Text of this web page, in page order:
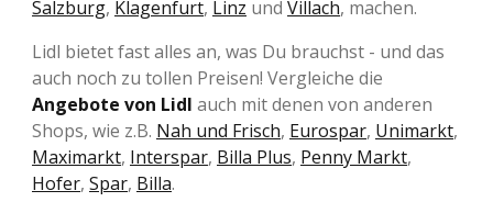
Salzburg, Klagenfurt, Linz und Villach, machen.
Lidl bietet fast alles an, was Du brauchst - und das
auch noch zu tollen Preisen! Vergleiche die
Angebote von Lidl auch mit denen von anderen
Shops, wie z.B. Nah und Frisch, Eurospar, Unimarkt,
Maximarkt, Interspar, Billa Plus, Penny Markt,
Hofer, Spar, Billa.